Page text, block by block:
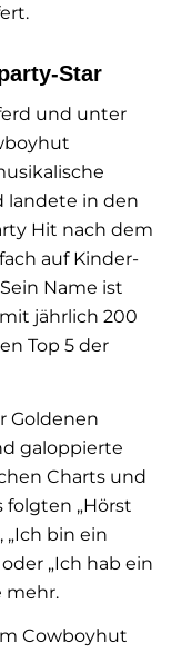
Star
und unter
landete in den
Hit nach dem
auf Kinder-
Name ist
jährlich 200
Top 5 der
Goldenen
galoppierte
Charts und
folgten „Hörst
bin ein
oder „Ich hab ein
mehr.
Cowboyhut